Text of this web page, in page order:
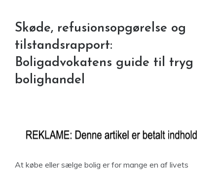
Skøde, refusionsopgørelse og
tilstandsrapport:
Boligadvokatens guide til tryg
bolighandel
At købe eller sælge bolig er for mange en af livets